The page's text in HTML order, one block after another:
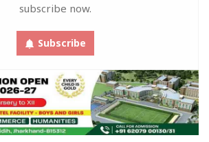
subscribe now.
Subscribe